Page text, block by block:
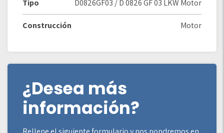
Tipo D0826GF03 / D 0826 GF 03 LKW Motor
Construcción Motor
¿Desea más
información?